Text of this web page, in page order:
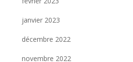
janvier 2023
décembre 2022
novembre 2022